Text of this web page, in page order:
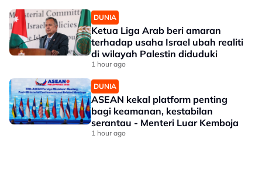
DUNIA
Ketua Liga Arab beri amaran
terhadap usaha Israel ubah realiti
di wilayah Palestin diduduki
1 hour ago
DUNIA
ASEAN kekal platform penting
bagi keamanan, kestabilan
serantau - Menteri Luar Kemboja
1 hour ago